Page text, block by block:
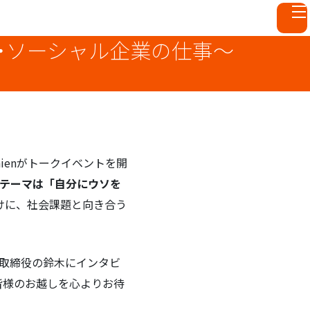
ソーシャル企業の仕事〜
がトークイベントを開
テーマは「自分にウソを
、社会課題と向き合う
締役の鈴木にインタビ
のお越しを心よりお待